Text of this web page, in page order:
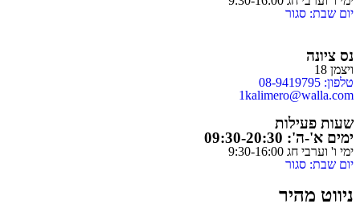
יום שבת: סגור
נס ציונה
ויצמן 18
טלפון: 08-9419795
1kalimero@walla.com
שעות פעילות
ימים א'-ה': 09:30-20:30
ימי ו' וערבי חג 9:30-16:00
יום שבת: סגור
ניווט מהיר